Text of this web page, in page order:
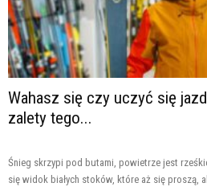
Wahasz się czy uczyć się
zalety tego...
Śnieg skrzypi pod butami, powietrze jest
się widok białych stoków, które aż się proszą,